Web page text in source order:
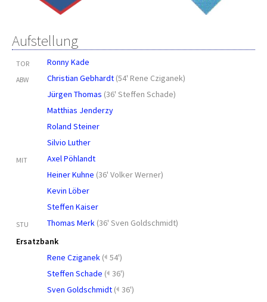
Aufstellung
TOR Ronny Kade
ABW Christian Gebhardt (54' Rene Cziganek)
Jürgen Thomas (36' Steffen Schade)
Matthias Jenderzy
Roland Steiner
Silvio Luther
MIT
Axel Pöhlandt
Heiner Kuhne (36' Volker Werner)
Kevin Löber
Steffen Kaiser
STU Thomas Merk (36' Sven Goldschmidt)
Ersatzbank
Rene Cziganek ( 54')
Steffen Schade ( 36')
Sven Goldschmidt ( 36')